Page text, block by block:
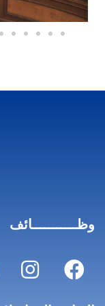
وظـــــــــــائف